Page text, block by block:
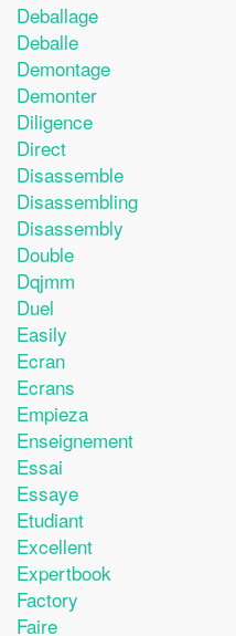
Deballage
Deballe
Demontage
Demonter
Diligence
Direct
Disassemble
Disassembling
Disassembly
Double
Dqjmm
Duel
Easily
Ecran
Ecrans
Empieza
Enseignement
Essai
Essaye
Etudiant
Excellent
Expertbook
Factory
Faire